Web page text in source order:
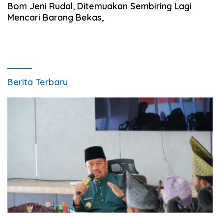
Bom Jeni Rudal, Ditemuakan Sembiring Lagi
Mencari Barang Bekas,
Berita Terbaru